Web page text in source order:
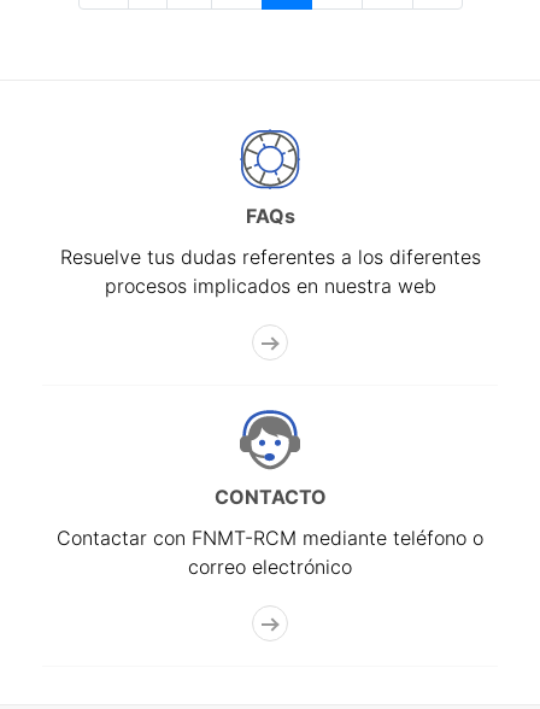
FAQs
Resuelve tus dudas referentes a los diferentes
procesos implicados en nuestra web
CONTACTO
Contactar con FNMT-RCM mediante teléfono o
correo electrónico